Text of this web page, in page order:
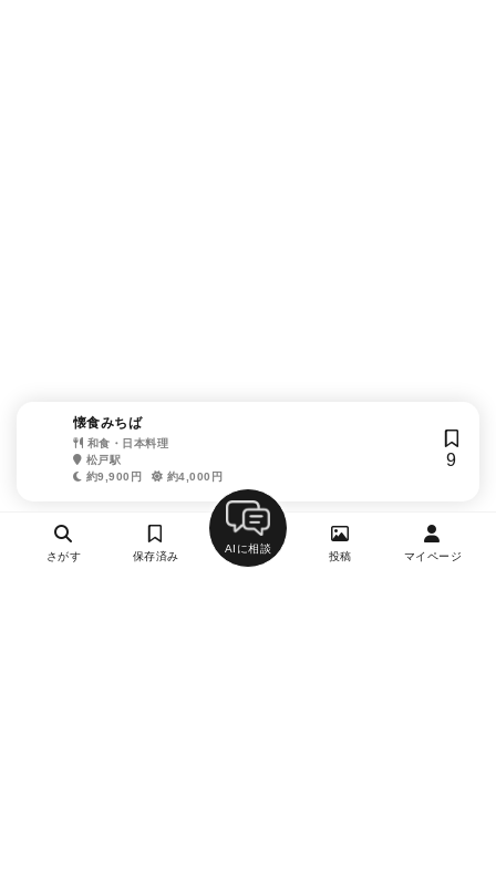
懐食みちば
和食・日本料理
松戸駅
約9,900円
約4,000円
9
さがす 保存済み
AIに相談
投稿 マイページ